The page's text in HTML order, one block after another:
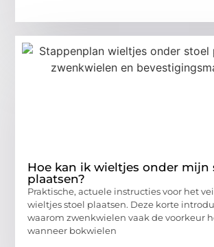
Hoe kan ik wieltjes onder mijn
plaatsen?
Praktische, actuele instructies voor het
wieltjes stoel plaatsen. Deze korte
waarom zwenkwielen vaak de voorkeur
wanneer bokwielen